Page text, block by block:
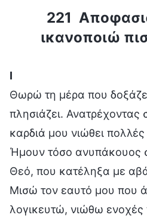
221
ικανοποιώ
Ⅰ
Θωρώ τη μέρα που
πλησιάζει. Ανατρέχοντας
καρδιά μου νιώθει πολλές
Ήμουν τόσο ανυπάκουος
Θεό, που κατέληξα με
Μισώ τον εαυτό μου που
λογικευτώ, νιώθω